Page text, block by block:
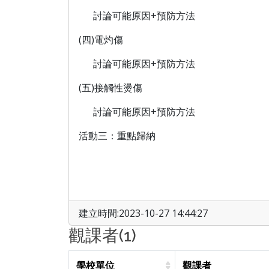
討論可能原因+預防方法
(四)電灼傷
討論可能原因+預防方法
(五)接觸性燙傷
討論可能原因+預防方法
活動三：重點歸納
建立時間:2023-10-27 14:44:27
觀課者(1)
學校單位 觀課者